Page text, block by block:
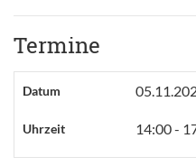
Termine
Datum
Uhrzeit 14:00 -